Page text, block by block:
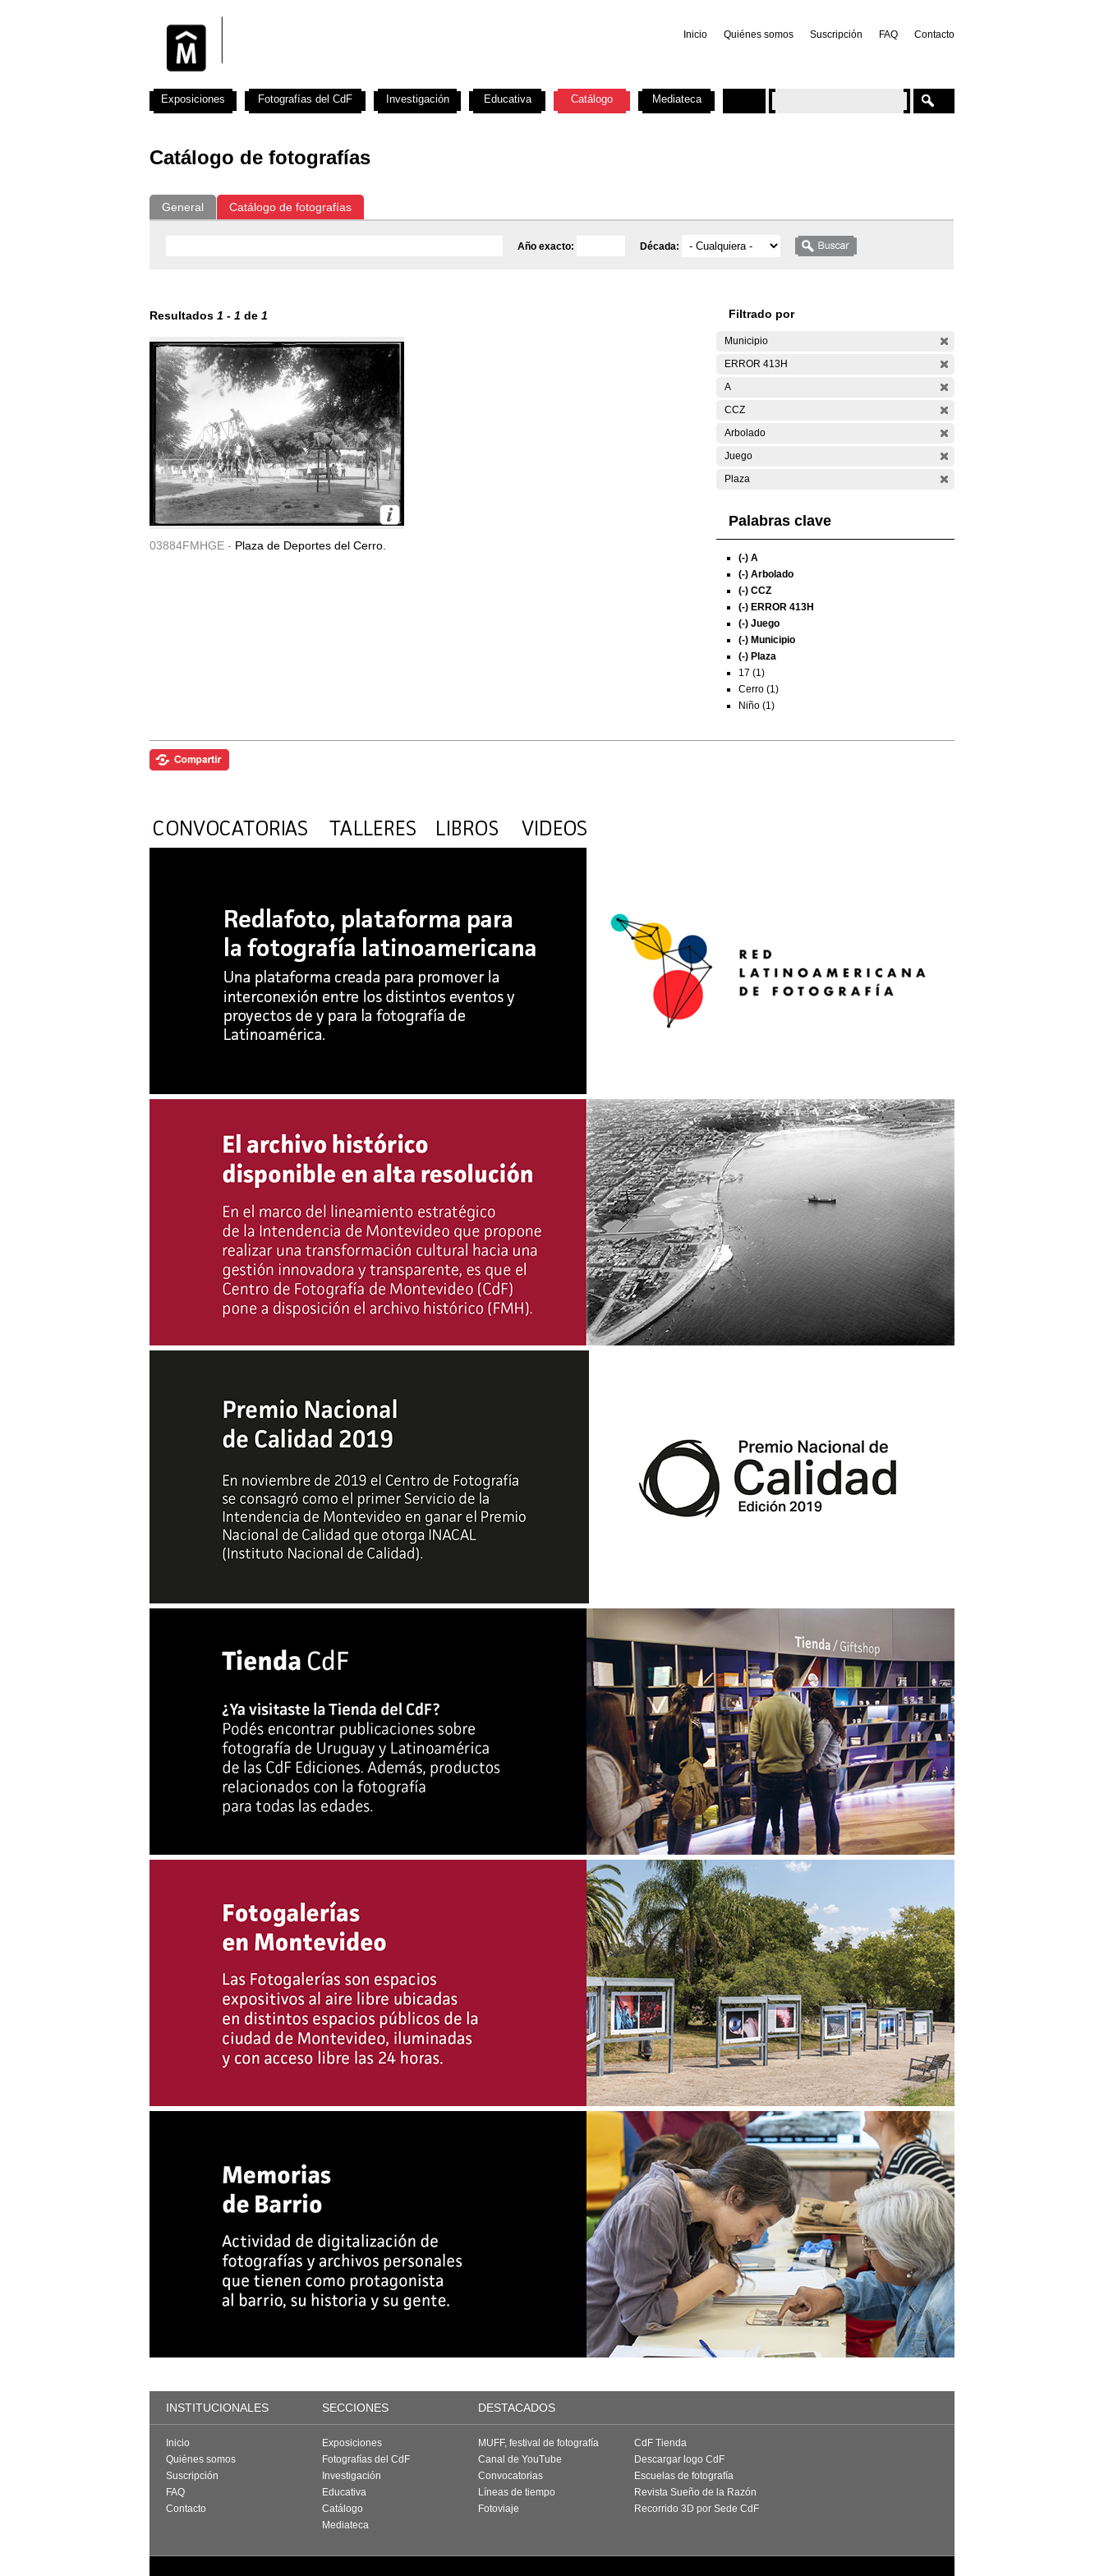
Inicio Quiénes somos Suscripción FAQ Contacto
Catálogo de fotografías
General Catálogo de fotografías
Año exacto: Década:
Resultados 1 - 1 de 1
03884FMHGE - Plaza de Deportes del Cerro.
Filtrado por
Municipio
ERROR 413H
A
CCZ
Arbolado
Juego
Plaza
Palabras clave
(-) A
(-) Arbolado
(-) CCZ
(-) ERROR 413H
(-) Juego
(-) Municipio
(-) Plaza
17 (1)
Cerro (1)
Niño (1)
Exposiciones Fotografías del CdF Investigación Educativa Catálogo Mediateca
INSTITUCIONALES SECCIONES DESTACADOS
Inicio
Quiénes somos
Suscripción
FAQ
Contacto
Exposiciones
Fotografías del CdF
Investigación
Educativa
Catálogo
Mediateca
MUFF, festival de fotografía
Canal de YouTube
Convocatorias
Líneas de tiempo
Fotoviaje
CdF Tienda
Descargar logo CdF
Escuelas de fotografía
Revista Sueño de la Razón
Recorrido 3D por Sede CdF